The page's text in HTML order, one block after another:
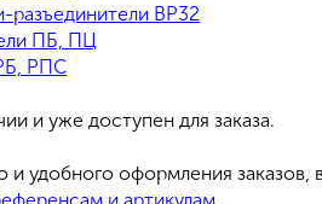
разъединители ВР32
ПБ, ПЦ
РПС
и уже доступен для заказа.
и удобного оформления